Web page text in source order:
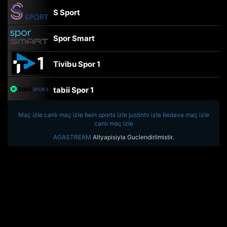
S Sport
Spor Smart
Tivibu Spor 1
tabii Spor 1
TRT Spor
beIN Sports Haber
Maç izle canlı maç izle bein sports izle justintv izle bedava maç izle
canlı maç izle
AGASTREAM Altyapisiyla Guclendirilmistir.